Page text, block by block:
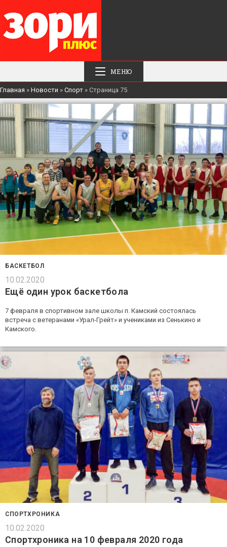
МЕНЮ
Главная » Новости » Спорт » Страница 75
БАСКЕТБОЛ
10.02.2020
Ещё один урок баскетбола
7 февраля в спортивном зале школы п. Камский состоялась
встреча с ветеранами «Урал-Грейт» и учениками из Сенькино и
Камского.
СПОРТХРОНИКА
10.02.2020
Спортхроника на 10 февраля 2020 года